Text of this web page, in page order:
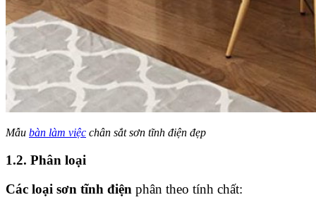
Mẫu bàn làm việc chân sắt sơn tĩnh điện đẹp
1.2. Phân loại
Các loại sơn tĩnh điện phân theo tính chất: